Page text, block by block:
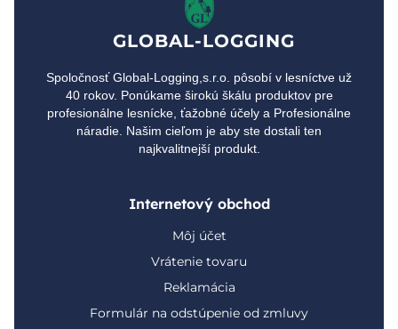
GLOBAL-LOGGING
Spoločnosť Global-Logging,s.r.o. pôsobí v lesníctve už
40 rokov. Ponúkame širokú škálu produktov pre
profesionálne lesnícke, ťažobné účely a Profesionálne
náradie. Našim cieľom je aby ste dostali ten
najkvalitnejší produkt.
Internetový obchod
Môj účet
Vrátenie tovaru
Reklamácia
Formulár na odstúpenie od zmluvy